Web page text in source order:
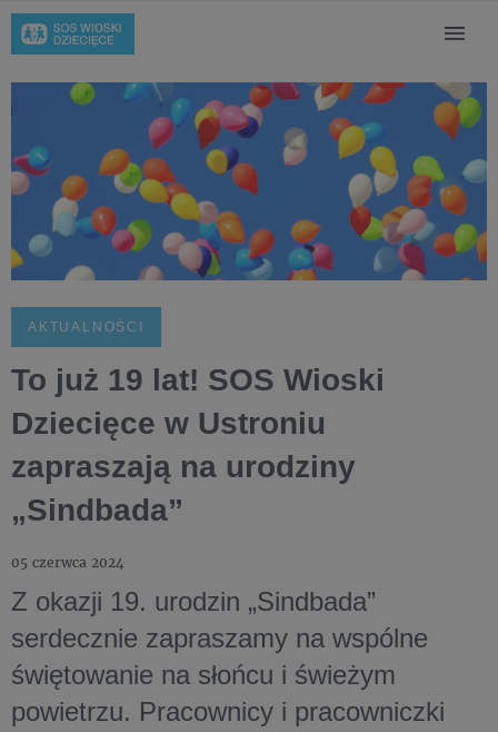
AKTUALNOŚCI
To już 19 lat! SOS Wioski
Dziecięce w Ustroniu
zapraszają na urodziny
„Sindbada”
05 czerwca 2024
Z okazji 19. urodzin „Sindbada”
serdecznie zapraszamy na wspólne
świętowanie na słońcu i świeżym
powietrzu. Pracownicy i pracowniczki